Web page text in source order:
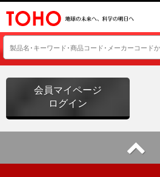
会員マイページ
ログイン